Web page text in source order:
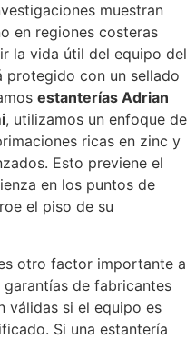
muestran
en regiones costeras
la vida útil del equipo del
protegido con un sellado
estanterías Adrian
, utilizamos un enfoque de
ricas en zinc y
Esto previene el
en los puntos de
el piso de su
otro factor importante a
de fabricantes
válidas si el equipo es
Si una estantería